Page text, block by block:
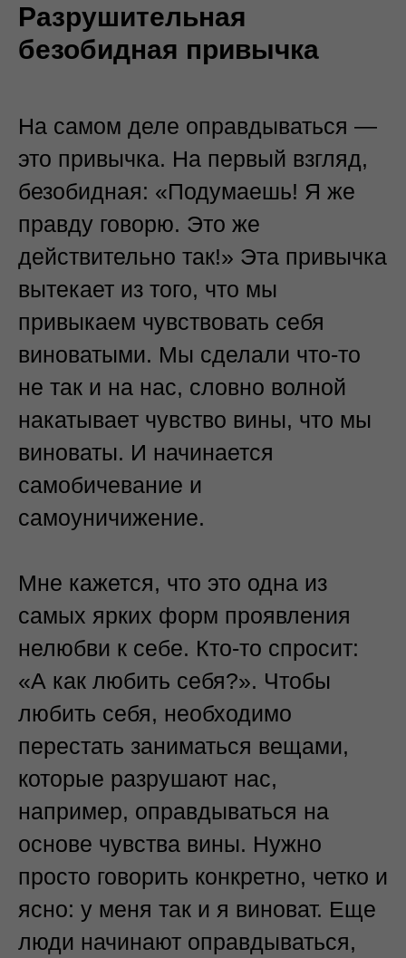
Разрушительная
безобидная привычка
На самом деле оправдываться —
это привычка. На первый взгляд,
безобидная: «Подумаешь! Я же
правду говорю. Это же
действительно так!» Эта привычка
вытекает из того, что мы
привыкаем чувствовать себя
виноватыми. Мы сделали что-то
не так и на нас, словно волной
накатывает чувство вины, что мы
виноваты. И начинается
самобичевание и
самоуничижение.
Мне кажется, что это одна из
самых ярких форм проявления
нелюбви к себе. Кто-то спросит:
«А как любить себя?». Чтобы
любить себя, необходимо
перестать заниматься вещами,
которые разрушают нас,
например, оправдываться на
основе чувства вины. Нужно
просто говорить конкретно, четко и
ясно: у меня так и я виноват. Еще
люди начинают оправдываться,